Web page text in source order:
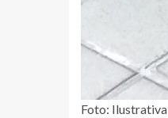
Foto: Ilustrativa